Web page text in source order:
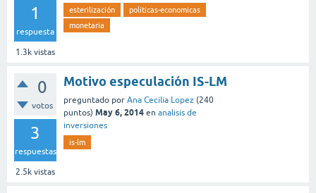
1
respuesta
1.3k vistas
esterilización
politicas-economicas
monetaria
0
votos
3
respuestas
2.5k vistas
Motivo especulación IS-LM
preguntado por Ana Cecilia Lopez (240
puntos) May 6, 2014 en analisis de
inversiones
is-lm